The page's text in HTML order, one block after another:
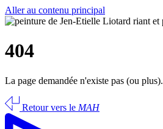
Aller au contenu principal
404
La page demandée n'existe pas (ou plus).
Retour vers le MAH